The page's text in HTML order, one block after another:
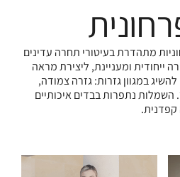
מתהדרת בעיטורי תחרה עדינים
ייחודית ומעניינת, ליצירת מראה
במגוון גזרות: גזרה צמודה,
השמלות נתפרות בבדים איכותיים
קפדנית.